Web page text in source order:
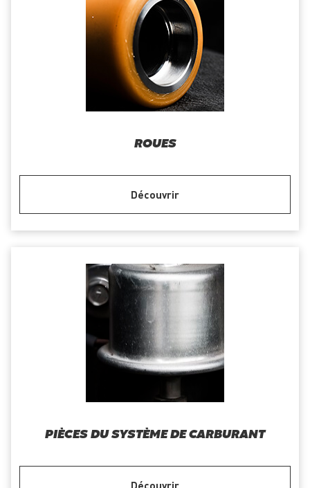
ROUES
Découvrir
PIÈCES DU SYSTÈME DE CARBURANT